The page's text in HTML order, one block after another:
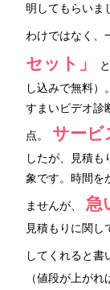
明してもらいま
わけではなく、
セット」
し込みで無料）
すまいビデオ診
点。 サービ
したが、見積も
象です。時間を
ませんが、 急
見積もりに関し
してくれると書
（値段が上が